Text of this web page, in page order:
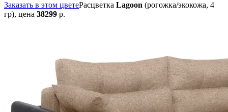
Заказать в этом цветеРасцветка Lagoon (рогожка/экокожа, 4
гр), цена 38299 р.